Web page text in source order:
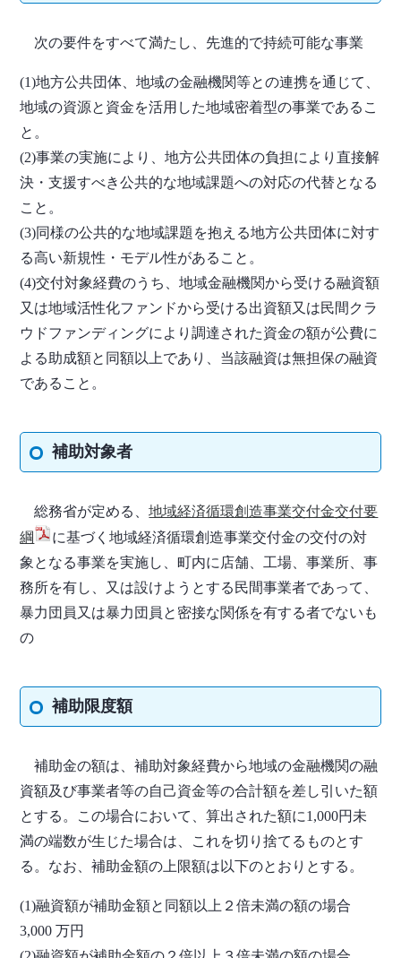
次の要件をすべて満たし、先進的で持続可能な事業
(1)地方公共団体、地域の金融機関等との連携を通じて、
地域の資源と資金を活用した地域密着型の事業であるこ
と。
(2)事業の実施により、地方公共団体の負担により直接解
決・支援すべき公共的な地域課題への対応の代替となる
こと。
(3)同様の公共的な地域課題を抱える地方公共団体に対す
る高い新規性・モデル性があること。
​(4)交付対象経費のうち、地域金融機関から受ける融資額
又は地域活性化ファンドから受ける出資額又は民間クラ
ウドファンディングにより調達された資金の額が公費に
よる助成額と同額以上であり、当該融資は無担保の融資
であること。
補助対象者
総務省が定める、地域経済循環創造事業交付金交付要
綱
に基づく地域経済循環創造事業交付金の交付の対
象となる事業を実施し、町内に店舗、工場、事業所、事
務所を有し、又は設けようとする民間事業者であって、
暴力団員又は暴力団員と密接な関係を有する者でないも
の
補助限度額
補助金の額は、補助対象経費から地域の金融機関の融
資額及び事業者等の自己資金等の合計額を差し引いた額
とする。この場合において、算出された額に1,000円未
満の端数が生じた場合は、これを切り捨てるものとす
る。なお、補助金額の上限額は以下のとおりとする。
(1)融資額が補助金額と同額以上２倍未満の額の場合
3,000 万円